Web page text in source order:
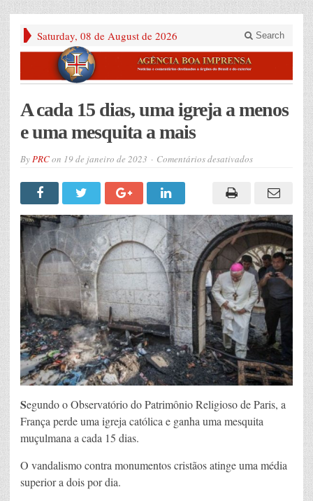
Saturday, 08 de August de 2026 Search
A cada 15 dias, uma igreja a menos
e uma mesquita a mais
ByPRCon 19 de janeiro de 2023 Comentários desativadosem
dias,
igreja
a
menos
e
uma
mesquita
a
mais
Segundo o Observatório do Patrimônio Religioso de Paris, a
França perde uma igreja católica e ganha uma mesquita
muçulmana a cada 15 dias.
O vandalismo contra monumentos cristãos atinge uma média
superior a dois por dia.